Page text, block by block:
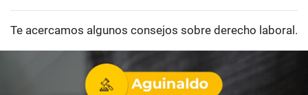
Te acercamos algunos consejos sobre derecho laboral.